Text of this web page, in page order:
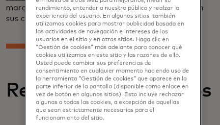
marcas a construir y mantener relaciones leales con
sus clientes.
Reportes relacionados
rendimiento, entender a nuestro público y realzar la
experiencia del usuario. En algunos sitios, también
utilizamos cookies para mostrar publicidad basada en
las actividades de navegación e intereses de los
usuarios en el sitio y en otros sitios. Haga clic en
“Gestión de cookies” más adelante para conocer qué
cookies utilizamos en este sitio y las razones de ello.
Usted puede cambiar sus preferencias de
consentimiento en cualquier momento haciendo uso de
la herramienta “Gestión de cookies” que aparece en la
parte inferior de la pantalla (disponible como enlace en
vez de botón en algunos sitios). Esto incluye rechazar
algunas o todas las cookies, a excepción de aquellas
que sean estrictamente necesarias para el
funcionamiento del sitio.